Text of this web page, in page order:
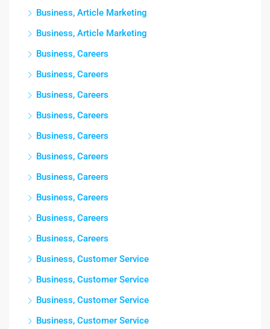
Business, Article Marketing
Business, Article Marketing
Business, Careers
Business, Careers
Business, Careers
Business, Careers
Business, Careers
Business, Careers
Business, Careers
Business, Careers
Business, Careers
Business, Careers
Business, Customer Service
Business, Customer Service
Business, Customer Service
Business, Customer Service